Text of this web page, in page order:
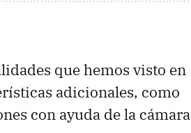
que hemos visto en
adicionales, como
con ayuda de la cámara